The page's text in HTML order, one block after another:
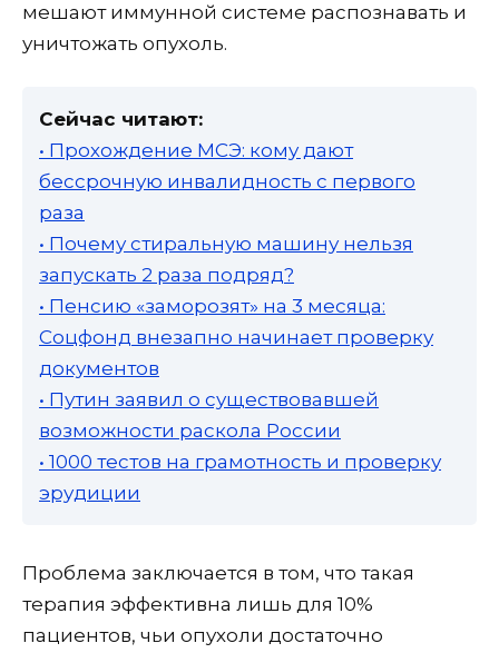
мешают иммунной системе распознавать и
уничтожать опухоль.
Сейчас читают:
• Прохождение МСЭ: кому дают
бессрочную инвалидность с первого
раза
• Почему стиральную машину нельзя
запускать 2 раза подряд?
• Пенсию «заморозят» на 3 месяца:
Соцфонд внезапно начинает проверку
документов
• Путин заявил о существовавшей
возможности раскола России
• 1000 тестов на грамотность и проверку
эрудиции
Проблема заключается в том, что такая
терапия эффективна лишь для 10%
пациентов, чьи опухоли достаточно